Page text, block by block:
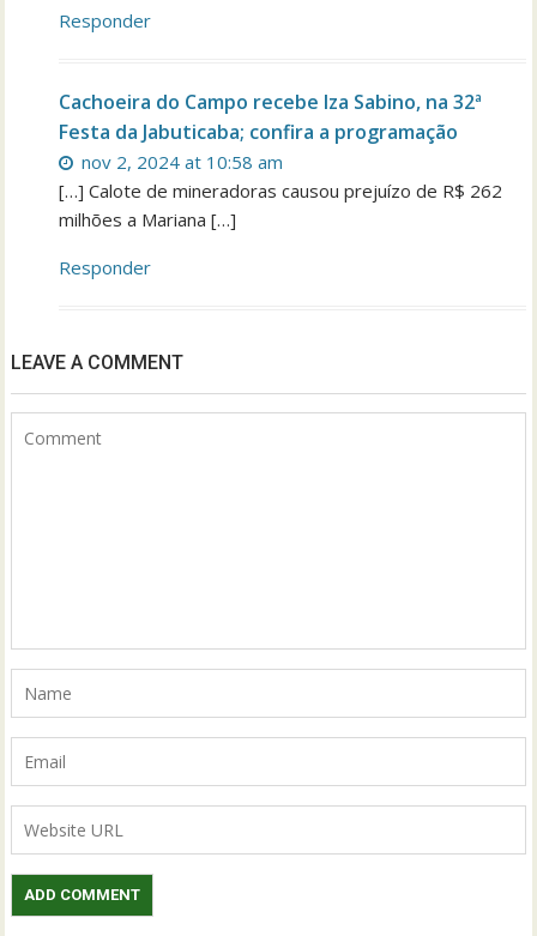
Responder
Cachoeira do Campo recebe Iza Sabino, na 32ª
Festa da Jabuticaba; confira a programação
nov 2, 2024 at 10:58 am
[…] Calote de mineradoras causou prejuízo de R$ 262
milhões a Mariana […]
Responder
LEAVE A COMMENT